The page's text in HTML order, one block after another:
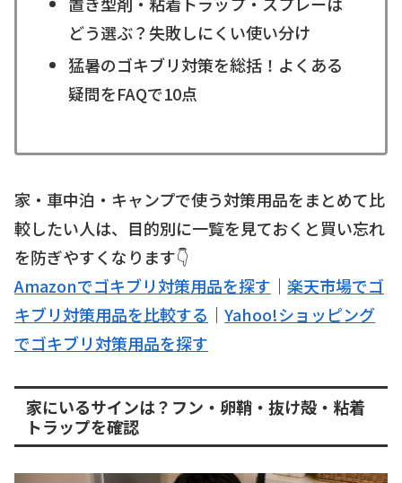
どう選ぶ？失敗しにくい使い分け
猛暑のゴキブリ対策を総括！よくある
疑問をFAQで10点
家・車中泊・キャンプで使う対策用品をまとめて比
較したい人は、目的別に一覧を見ておくと買い忘れ
を防ぎやすくなります👇
Amazonでゴキブリ対策用品を探す ｜ 楽天市場でゴ
キブリ対策用品を比較する ｜ Yahoo!ショッピング
でゴキブリ対策用品を探す
家にいるサインは？フン・卵鞘・抜け殻・粘着
トラップを確認